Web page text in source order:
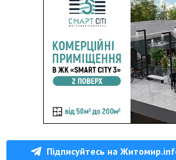
Підписуйтесь на